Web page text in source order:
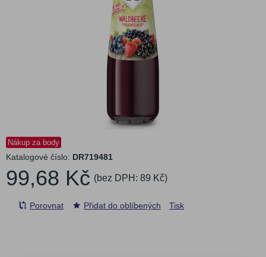
Nákup za body
Katalogové číslo: DR719481
99,68 Kč (bez DPH: 89 Kč)
Porovnat Přidat do oblíbených Tisk